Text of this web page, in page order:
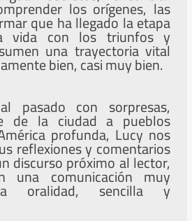
los orígenes, las
que ha llegado la etapa
vida con los triunfos y
una trayectoria vital
bien, casi muy bien.
pasado con sorpresas,
de la ciudad a pueblos
profunda, Lucy nos
reflexiones y comentarios
discurso próximo al lector,
una comunicación muy
oralidad, sencilla y